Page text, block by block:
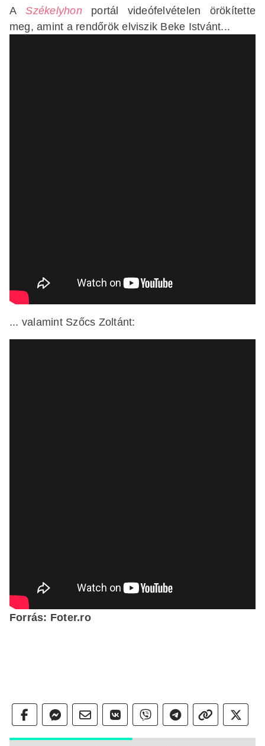
ASzékelyhonportál videófelvételen örökítette
meg, amint a rendőrök elviszik Beke Istvánt...
... valamint Szőcs Zoltánt:
Forrás: Foter.ro